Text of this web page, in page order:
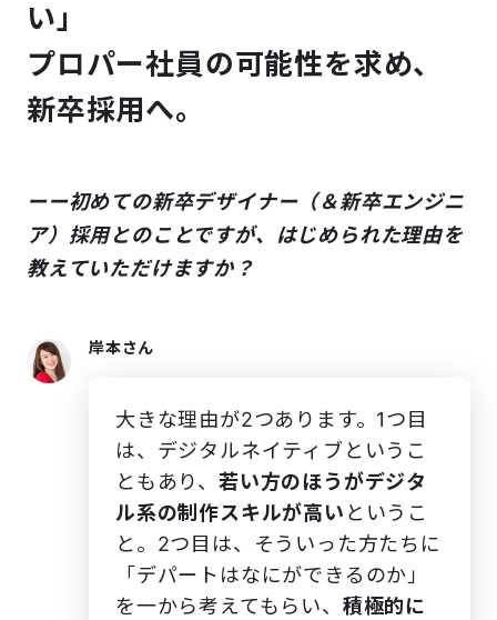
い」
プロパー社員の可能性を求め、
新卒採用へ。
ーー初めての新卒デザイナー（＆新卒エンジニ
ア）採用とのことですが、はじめられた理由を
教えていただけますか？
岸本さん
大きな理由が2つあります。1つ目
は、デジタルネイティブというこ
ともあり、 若い方のほうがデジタ
ル系の制作スキルが高い というこ
と。2つ目は、そういった方たちに
「デパートはなにができるのか」
を一から考えてもらい、 積極的に